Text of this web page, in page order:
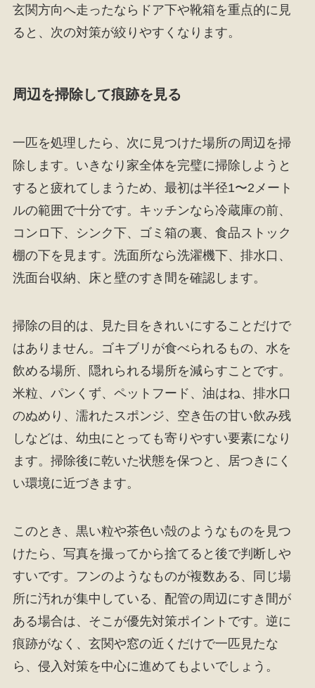
玄関方向へ走ったならドア下や靴箱を重点的に見
ると、次の対策が絞りやすくなります。
周辺を掃除して痕跡を見る
一匹を処理したら、次に見つけた場所の周辺を掃
除します。いきなり家全体を完璧に掃除しようと
すると疲れてしまうため、最初は半径1〜2メート
ルの範囲で十分です。キッチンなら冷蔵庫の前、
コンロ下、シンク下、ゴミ箱の裏、食品ストック
棚の下を見ます。洗面所なら洗濯機下、排水口、
洗面台収納、床と壁のすき間を確認します。
掃除の目的は、見た目をきれいにすることだけで
はありません。ゴキブリが食べられるもの、水を
飲める場所、隠れられる場所を減らすことです。
米粒、パンくず、ペットフード、油はね、排水口
のぬめり、濡れたスポンジ、空き缶の甘い飲み残
しなどは、幼虫にとっても寄りやすい要素になり
ます。掃除後に乾いた状態を保つと、居つきにく
い環境に近づきます。
このとき、黒い粒や茶色い殻のようなものを見つ
けたら、写真を撮ってから捨てると後で判断しや
すいです。フンのようなものが複数ある、同じ場
所に汚れが集中している、配管の周辺にすき間が
ある場合は、そこが優先対策ポイントです。逆に
痕跡がなく、玄関や窓の近くだけで一匹見たな
ら、侵入対策を中心に進めてもよいでしょう。